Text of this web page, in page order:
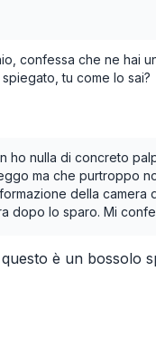
confessa che ne hai
tu come lo sai?
ho nulla di concreto
ma che purtroppo
della
dopo lo sparo. Mi
è un bossolo